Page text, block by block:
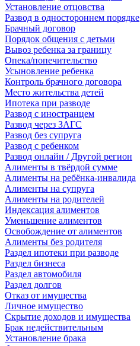
Установление отцовства
Развод в одностороннем порядке
Брачный договор
Порядок общения с детьми
Вывоз ребенка за границу
Опека/попечительство
Усыновление ребенка
Контроль брачного договора
Место жительства детей
Ипотека при разводе
Развод с иностранцем
Развод через ЗАГС
Развод без супруга
Развод с ребенком
Развод онлайн / Другой регион
Алименты в твёрдой сумме
Алименты на ребёнка-инвалида
Алименты на супруга
Алименты на родителей
Индексация алиментов
Уменьшение алиментов
Освобождение от алиментов
Алименты без родителя
Раздел ипотеки при разводе
Раздел бизнеса
Раздел автомобиля
Раздел долгов
Отказ от имущества
Личное имущество
Скрытие доходов и имущества
Брак недействительным
Установление брака